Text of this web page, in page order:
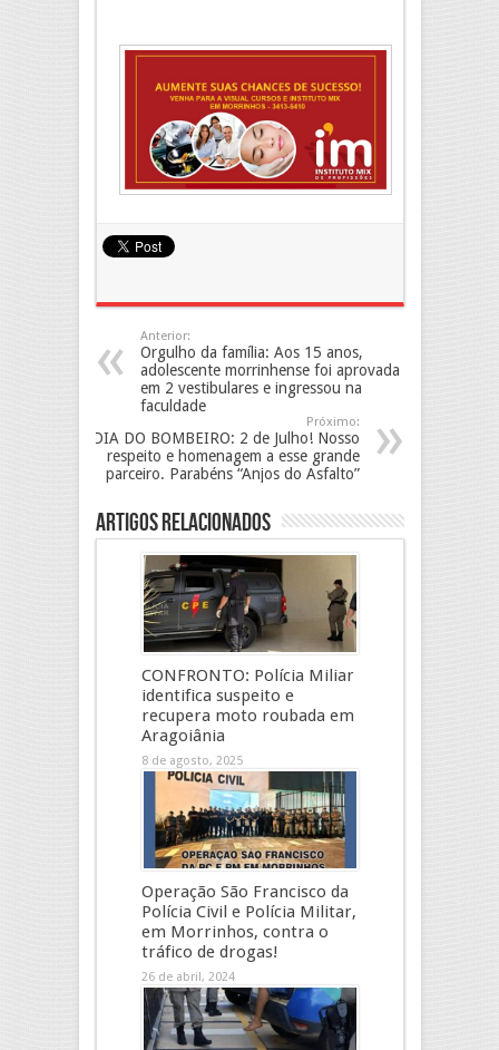
Anterior:
Orgulho da família: Aos 15 anos,
adolescente morrinhense foi aprovada
em 2 vestibulares e ingressou na
faculdade
Próximo:
DIA DO BOMBEIRO: 2 de Julho! Nosso
respeito e homenagem a esse grande
parceiro. Parabéns “Anjos do Asfalto”
Artigos Relacionados
CONFRONTO: Polícia Miliar
identifica suspeito e
recupera moto roubada em
Aragoiânia
8 de agosto, 2025
Operação São Francisco da
Polícia Civil e Polícia Militar,
em Morrinhos, contra o
tráfico de drogas!
26 de abril, 2024